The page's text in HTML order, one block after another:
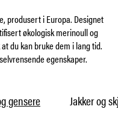
produsert i Europa. Designet
økologisk merinoull og
du kan bruke dem i lang tid.
egenskaper.
gensere Jakker og